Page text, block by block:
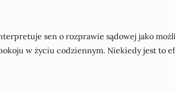
sen o rozprawie sądowej jako
w życiu codziennym. Niekiedy jest to